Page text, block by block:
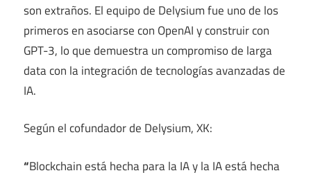
son extraños. El equipo de Delysium fue uno de los
primeros en asociarse con OpenAI y construir con
GPT-3, lo que demuestra un compromiso de larga
data con la integración de tecnologías avanzadas de
IA.
Según el cofundador de Delysium, XK:
“Blockchain está hecha para la IA y la IA está hecha